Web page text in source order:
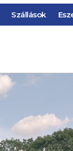
Szállások